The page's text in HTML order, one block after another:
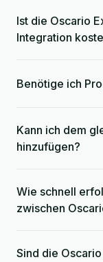
Ist die Oscario
Integration
Benötige ich
Kann ich dem
hinzufügen?
Wie schnell
zwischen
Sind die